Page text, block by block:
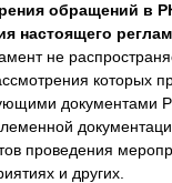
обращений в
настоящего
не
которых
документами
проведения
и других.